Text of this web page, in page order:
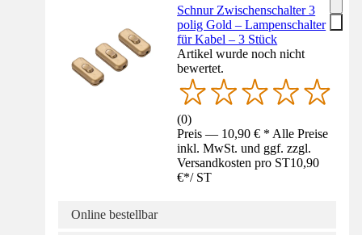
Schnur Zwischenschalter 3
polig Gold – Lampenschalter
für Kabel – 3 Stück
Artikel wurde noch nicht
bewertet.
(0)
Preis — 10,90 € * Alle Preise
inkl. MwSt. und ggf. zzgl.
Versandkosten pro ST10,90
€*/ ST
Online bestellbar